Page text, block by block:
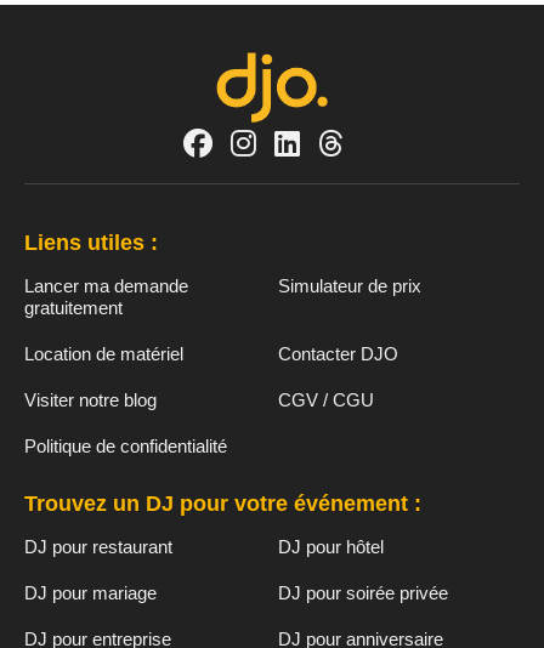
Liens utiles :
Lancer ma demande
gratuitement
Simulateur de prix
Location de matériel Contacter DJO
Visiter notre blog CGV / CGU
Politique de confidentialité
Trouvez un DJ pour votre événement :
DJ pour restaurant DJ pour hôtel
DJ pour mariage DJ pour soirée privée
DJ pour entreprise DJ pour anniversaire